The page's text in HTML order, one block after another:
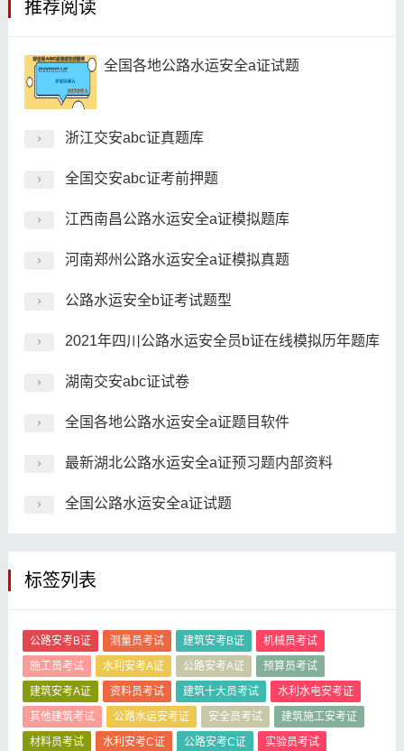
推荐阅读
全国各地公路水运安全a证试题
浙江交安abc证真题库
全国交安abc证考前押题
江西南昌公路水运安全a证模拟题库
河南郑州公路水运安全a证模拟真题
公路水运安全b证考试题型
2021年四川公路水运安全员b证在线模拟历年题库
湖南交安abc证试卷
全国各地公路水运安全a证题目软件
最新湖北公路水运安全a证预习题内部资料
全国公路水运安全a证试题
标签列表
公路安考B证 测量员考试 建筑安考B证
机械员考试
施工员考试
水利安考A证 公路安考A证
预算员考试
建筑安考A证
资料员考试 建筑十大员考试
水利水电安考证
其他建筑考试
公路水运安考证 安全员考试
建筑施工安考证
材料员考试
水利安考C证 公路安考C证 实验员考试